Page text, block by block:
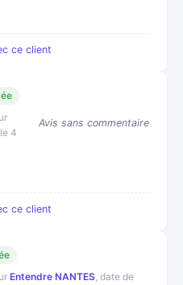
ce client
4
Avis sans commentaire
ce client
Entendre NANTES, date de